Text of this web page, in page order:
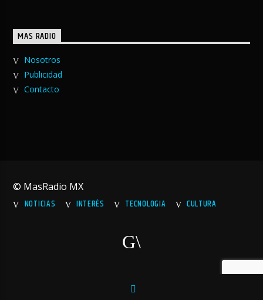
MAS RADIO
Nosotros
Publicidad
Contacto
© MasRadio MX
NOTICIAS
INTERÉS TECNOLOGIA CULTURA